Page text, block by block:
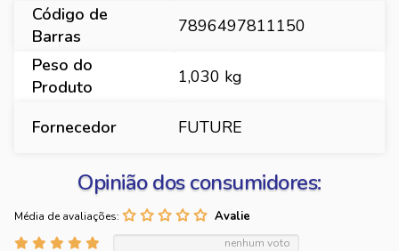
Código de
Barras
7896497811150
Peso do
Produto
1,030 kg
Fornecedor FUTURE
Opinião dos consumidores:
Média de avaliações:
nenhum voto